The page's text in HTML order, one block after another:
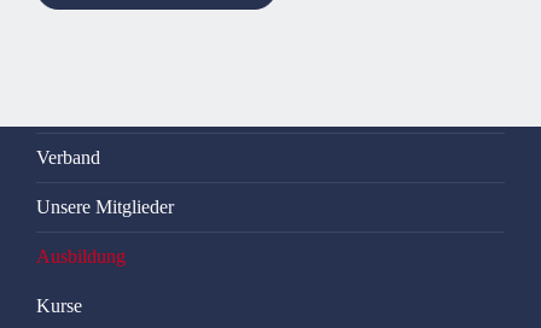
Verband
Unsere Mitglieder
Ausbildung
Kurse